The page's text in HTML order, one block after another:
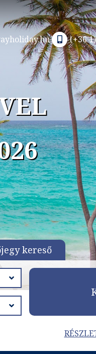
(+36
kereső